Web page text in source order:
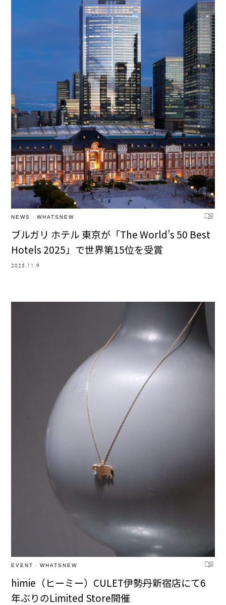
NEWS · WHATSNEW
ブルガリ ホテル 東京が「The World’s 50 Best
Hotels 2025」で世界第15位を受賞
2025.11.9
EVENT · WHATSNEW
himie（ヒーミー）CULET伊勢丹新宿店にて6
年ぶりのLimited Store開催